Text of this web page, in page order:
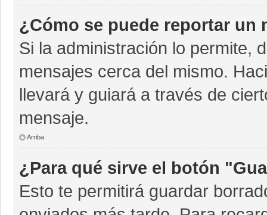
¿Cómo se puede reportar un
Si la administración lo permite,
mensajes cerca del mismo.
llevará y guiará a través de
mensaje.
Arriba
¿Para qué sirve el botón
Esto te permitirá guardar